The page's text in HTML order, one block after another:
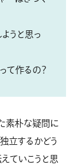
うと思っ
て作るの？
素朴な疑問に
立するかどう
ていこうと思